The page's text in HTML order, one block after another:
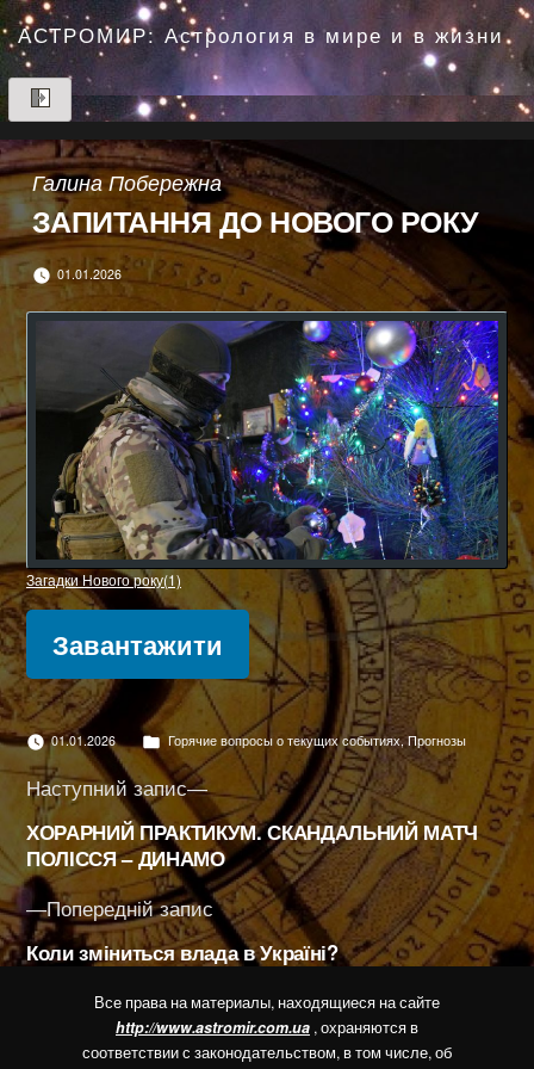
Перейти
до
вмісту
АСТРОМИР: Астрология в мире и в жизни
Галина Побережна
ЗАПИТАННЯ ДО НОВОГО РОКУ
01.01.2026
Загадки Нового року(1)
Завантажити
01.01.2026
Опубліковано
Горячие вопросы о текущих событиях,Прогнозы
Навігація
записів
Попередній записПопередній
запис:
Коли зміниться влада в Україні?
Наступний запис
Наступний
запис:
ХОРАРНИЙ ПРАКТИКУМ. СКАНДАЛЬНИЙ МАТЧ
ПОЛІССЯ – ДИНАМО
Все права на материалы, находящиеся на сайте
http://www.astromir.com.ua , охраняются в
соответствии с законодательством, в том числе, об